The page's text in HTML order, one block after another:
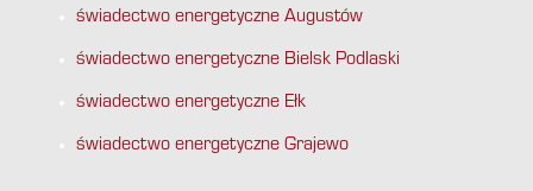
świadectwo energetyczne Augustów
świadectwo energetyczne Bielsk Podlaski
świadectwo energetyczne Ełk
świadectwo energetyczne Grajewo